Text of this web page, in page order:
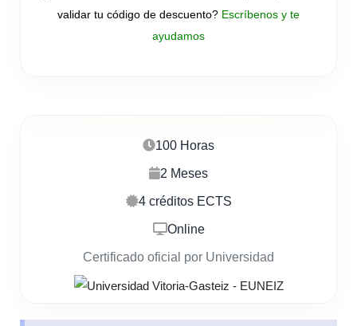
100 Horas
2 Meses
4 créditos ECTS
Online
Certificado oficial por Universidad
validar tu código de descuento? Escríbenos y te
ayudamos